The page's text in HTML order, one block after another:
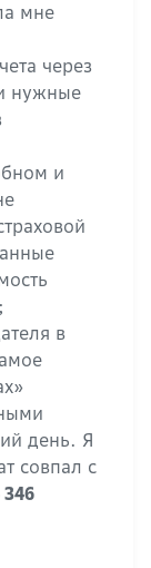
мне
через
нужные
и
в
день. Я
совпал с
346